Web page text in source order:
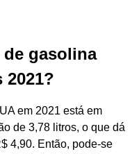
gasolina
2021?
em 2021 está em
de 3,78 litros, o que dá
4,90. Então, pode-se